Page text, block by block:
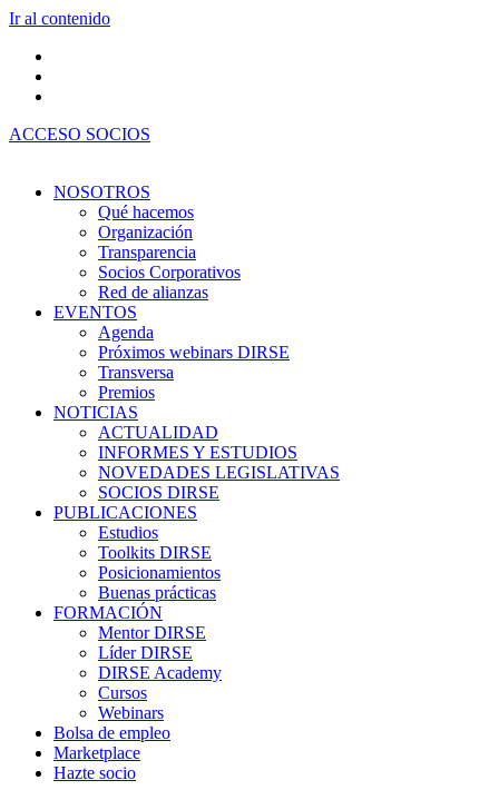
Ir al contenido
ACCESO SOCIOS
NOSOTROS
Qué hacemos
Organización
Transparencia
Socios Corporativos
Red de alianzas
EVENTOS
Agenda
Próximos webinars DIRSE
Transversa
Premios
NOTICIAS
ACTUALIDAD
INFORMES Y ESTUDIOS
NOVEDADES LEGISLATIVAS
SOCIOS DIRSE
PUBLICACIONES
Estudios
Toolkits DIRSE
Posicionamientos
Buenas prácticas
FORMACIÓN
Mentor DIRSE
Líder DIRSE
DIRSE Academy
Cursos
Webinars
Bolsa de empleo
Marketplace
Hazte socio